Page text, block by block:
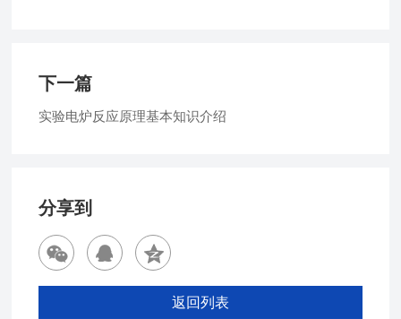
下一篇
实验电炉反应原理基本知识介绍
分享到
返回列表